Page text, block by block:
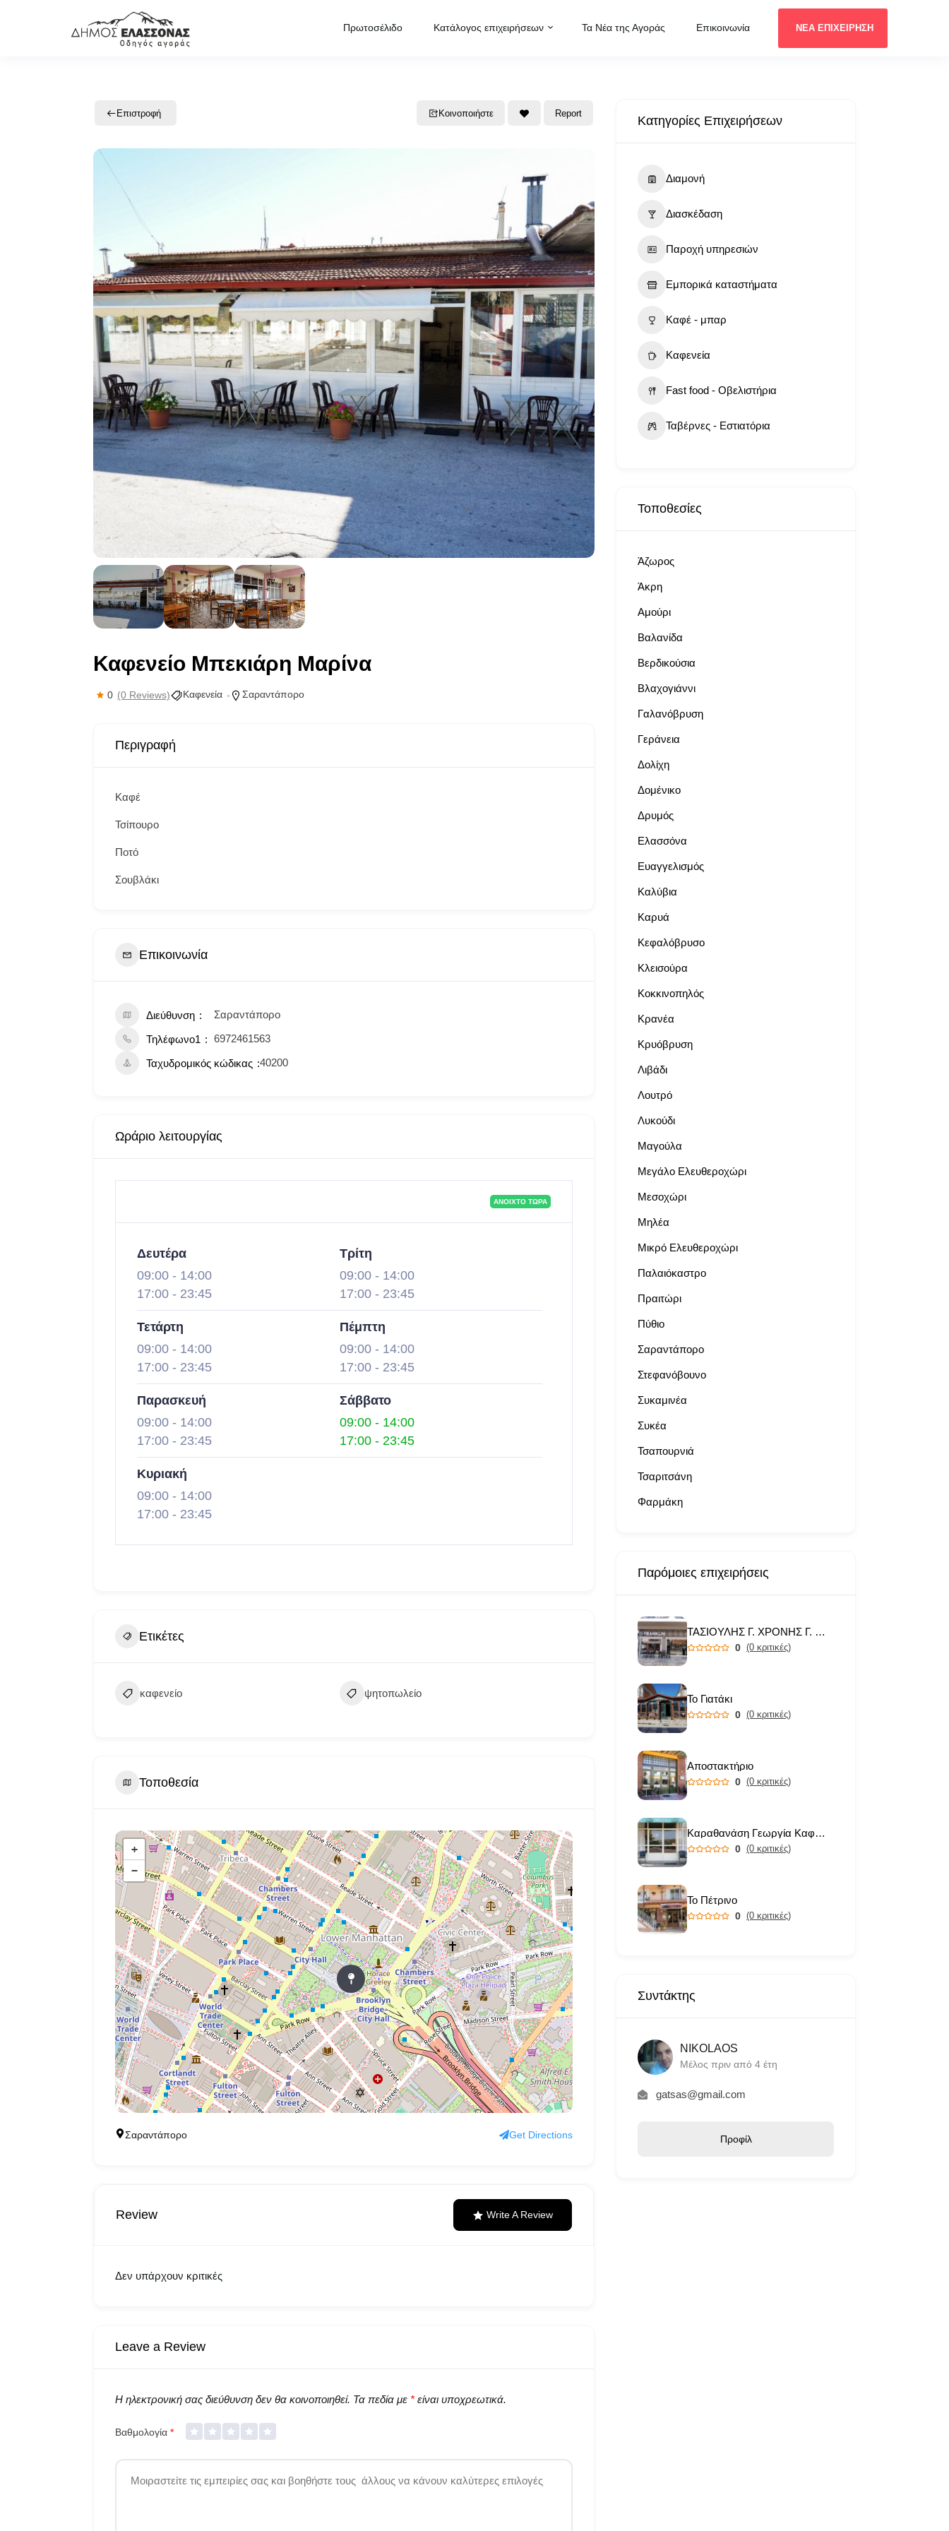
Πρωτοσέλιδο Κατάλογος επιχειρήσεων Τα Νέα της Αγοράς Επικοινωνία ΝΕΑ ΕΠΙΧΕΙΡΗΣΗ
Επιστροφή Κοινοποιήστε Report
Καφενείο Μπεκιάρη Μαρίνα
0 (0 Reviews) Καφενεία Σαραντάπορο
Περιγραφή
Καφέ
Τσίπουρο
Ποτό
Σουβλάκι
Επικοινωνία
Διεύθυνση Σαραντάπορο
Τηλέφωνο1 6972461563
Ταχυδρομικός κώδικας 40200
Ωράριο λειτουργίας
ΑΝΟΙΧΤΌ ΤΏΡΑ
Δευτέρα
09:00 - 14:00
17:00 - 23:45
Τρίτη
09:00 - 14:00
17:00 - 23:45
Τετάρτη
09:00 - 14:00
17:00 - 23:45
Πέμπτη
09:00 - 14:00
17:00 - 23:45
Παρασκευή
09:00 - 14:00
17:00 - 23:45
Σάββατο
09:00 - 14:00
17:00 -23:45
Κυριακή
09:00 - 14:00
17:00 - 23:45
Ετικέτες
καφενείο ψητοπωλείο
Τοποθεσία
+
−
Σαραντάπορο Get Directions
Review Write A Review
Δεν υπάρχουν κριτικές
Leave a Review
Η ηλεκτρονική σας διεύθυνση δεν θα κοινοποιηθεί. Τα πεδία με * είναι υποχρεωτικά.
Βαθμολογία *
Κατηγορίες Επιχειρήσεων
Διαμονή
Διασκέδαση
Παροχή υπηρεσιών
Εμπορικά καταστήματα
Καφέ - μπαρ
Καφενεία
Fast food - Οβελιστήρια
Ταβέρνες - Εστιατόρια
Τοποθεσίες
Άζωρος
Άκρη
Αμούρι
Βαλανίδα
Βερδικούσια
Βλαχογιάννι
Γαλανόβρυση
Γεράνεια
Δολίχη
Δομένικο
Δρυμός
Ελασσόνα
Ευαγγελισμός
Καλύβια
Καρυά
Κεφαλόβρυσο
Κλεισούρα
Κοκκινοπηλός
Κρανέα
Κρυόβρυση
Λιβάδι
Λουτρό
Λυκούδι
Μαγούλα
Μεγάλο Ελευθεροχώρι
Μεσοχώρι
Μηλέα
Μικρό Ελευθεροχώρι
Παλαιόκαστρο
Πραιτώρι
Πύθιο
Σαραντάπορο
Στεφανόβουνο
Συκαμινέα
Συκέα
Τσαπουρνιά
Τσαριτσάνη
Φαρμάκη
Παρόμοιες επιχειρήσεις
ΤΑΣΙΟΥΛΗΣ Γ. ΧΡΟΝΗΣ Γ. ΟΕ
0 (0 κριτικές)
Το Γιατάκι
0 (0 κριτικές)
Αποστακτήριο
0 (0 κριτικές)
Καραθανάση Γεωργία Καφενείο
0 (0 κριτικές)
Το Πέτρινο
0 (0 κριτικές)
Συντάκτης
NIKOLAOS
Μέλος πριν από 4 έτη
gatsas@gmail.com
Προφίλ